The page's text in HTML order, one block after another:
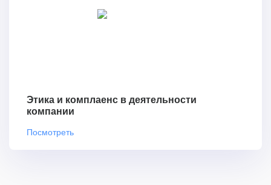
Этика и комплаенс в деятельности
компании
Посмотреть